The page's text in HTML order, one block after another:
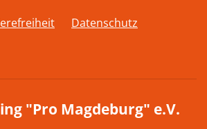
Datenschutz
"Pro Magdeburg" e.V.